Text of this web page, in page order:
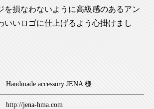
を損なわないように高級感のあるアン
いいロゴに仕上げるよう心掛けまし
Handmade accessory JENA 様
http://jena-hma.com